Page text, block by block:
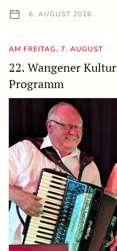
6. AUGUST 2026
AM FREITAG, 7. AUGUST
22. Wangener
Programm